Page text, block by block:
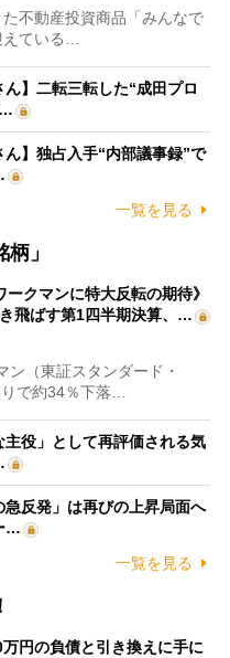
不動産投資商品「みんなで
えている…
ん】二転三転した“成田プロ
…
ん】独占入手“内部議事録”で
一覧を見る
」
ークマンに特大反転の期待》
飛ばす第1四半期決算、…
（東証スタンダード・
で約34％下落…
役」として再評価される気
反発」は再びの上昇局面へ
…
一覧を見る
万円の負債と引き換えに手に